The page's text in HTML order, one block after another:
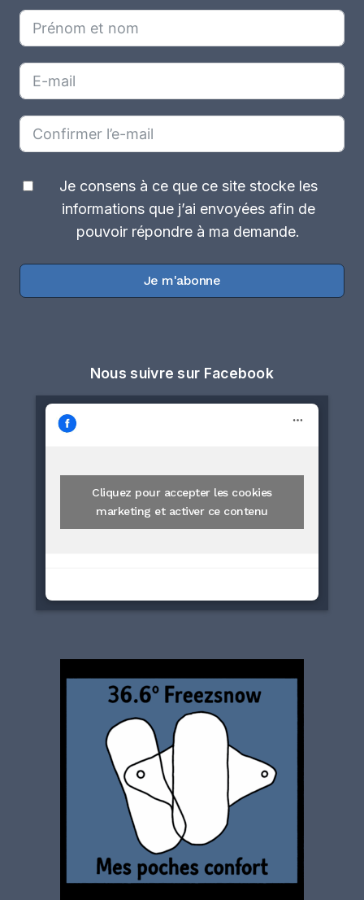
Je consens à ce que ce site stocke les
informations que j’ai envoyées afin de
pouvoir répondre à ma demande.
Je m'abonne
Nous suivre sur Facebook
Cliquez pour accepter les cookies
marketing et activer ce contenu